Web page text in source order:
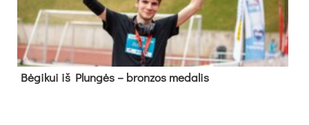
Bė­gi­kui iš Plun­gės – bron­zos me­da­lis